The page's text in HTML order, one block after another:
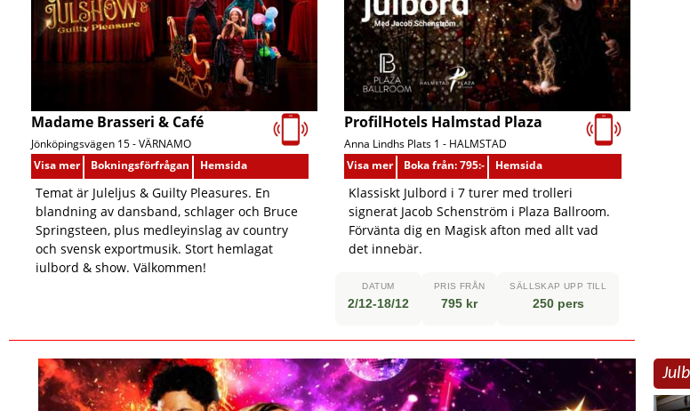
Madame Brasseri & Café
Jönköpingsvägen 15 -VÄRNAMO
Visa mer
Bokningsförfrågan Hemsida
Temat är Juleljus & Guilty Pleasures. En
blandning av dansband, schlager och Bruce
Springsteen, plus medleyinslag av country
och svensk exportmusik. Stort hemlagat
julbord & show. Välkommen!
ProfilHotels Halmstad Plaza
Anna Lindhs Plats 1 - HALMSTAD
Visa mer
Boka från: 795:- Hemsida
Klassiskt Julbord i 7 turer med trolleri
signerat Jacob Schenström i Plaza Ballroom.
Förvänta dig en Magisk afton med allt vad
det innebär.
DATUM
2/12-18/12
PRIS FRÅN
795 kr
SÄLLSKAP UPP TILL
250 pers